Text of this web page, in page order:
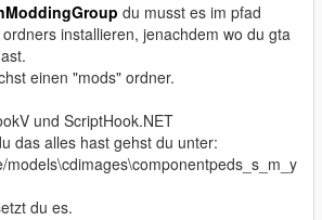
du musst es im pfad
installieren, jenachdem wo du gta
einen "mods" ordner.
und ScriptHook.NET
das alles hast gehst du unter:
models\cdimages\componentpeds_s_m_y
du es.